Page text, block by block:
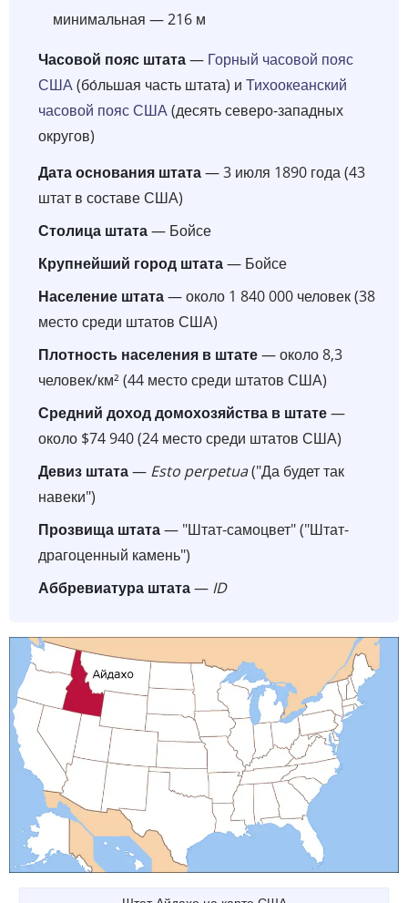
минимальная — 216 м
Часовой пояс штата— Горный часовой пояс
США(бо́льшая часть штата) и Тихоокеанский
часовой пояс США(десять северо-западных
округов)
Дата основания штата— 3 июля 1890 года (43
штат в составе США)
Столица штата— Бойсе
Крупнейший город штата— Бойсе
Население штата— около 1 840 000 человек (38
место среди штатов США)
Плотность населения в штате— около 8,3
человек/км² (44 место среди штатов США)
Средний доход домохозяйства в штате—
около $74 940 (24 место среди штатов США)
Девиз штата— Esto perpetua("Да будет так
навеки")
Прозвища штата— "Штат-самоцвет" ("Штат-
драгоценный камень")
Аббревиатура штата— ID